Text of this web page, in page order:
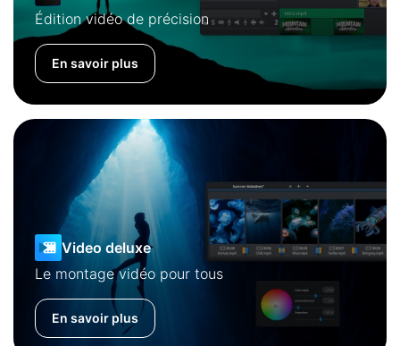
Édition vidéo de précision
En savoir plus
Video deluxe
Le montage vidéo pour tous
En savoir plus